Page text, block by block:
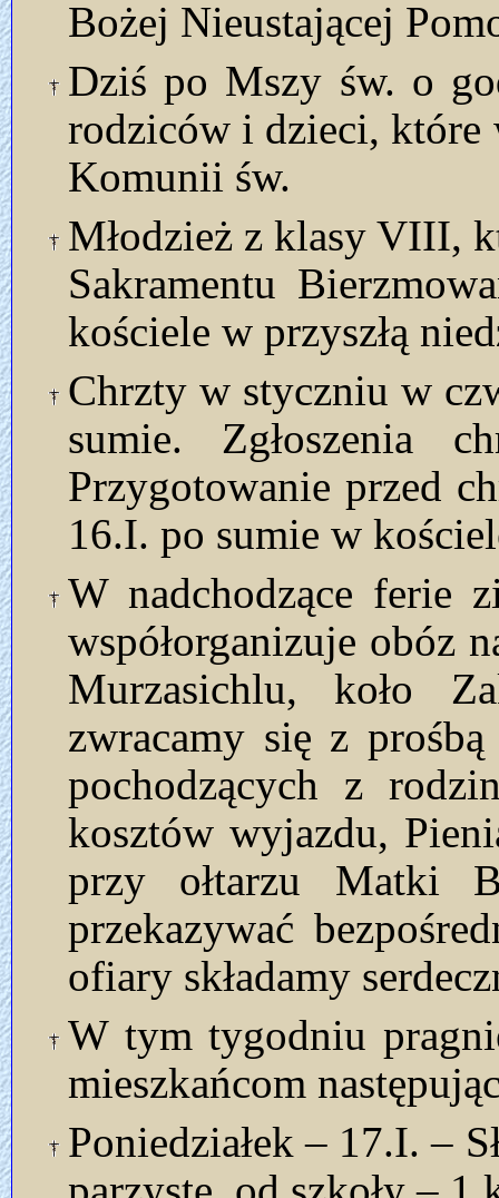
Bożej Nieustającej
Dziś po Mszy św. o
rodziców i dzieci,
Komunii św.
Młodzież z klasy VIII,
Sakramentu
kościele w przyszłą
Chrzty w styczniu w
sumie. Zgłoszenia
Przygotowanie przed
16.I. po sumie w
W nadchodzące ferie
współorganizuje obóz
Murzasichlu, koło
zwracamy się z
pochodzących z
kosztów wyjazdu,
przy ołtarzu Matki
przekazywać
ofiary składamy
W tym tygodniu
mieszkańcom
Poniedziałek – 17.I. –